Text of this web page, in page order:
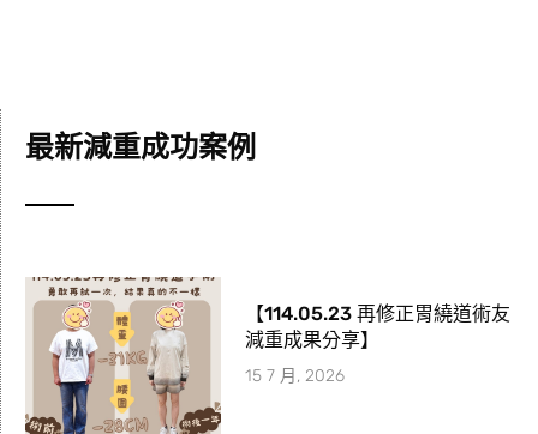
最新減重成功案例
【114.05.23 再修正胃繞道術友
減重成果分享】
15 7 月, 2026